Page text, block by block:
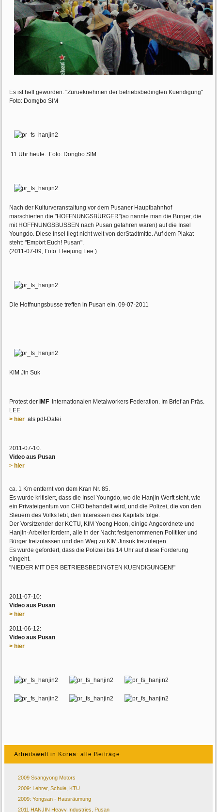
Es ist hell geworden: "Zurueknehmen der betriebsbedingten Kuendigung"
Foto: Domgbo SIM
11 Uhr heute. Foto: Dongbo SIM
Nach der Kulturveranstaltung vor dem Pusaner Hauptbahnhof
marschierten die "HOFFNUNGSBÜRGER"(so nannte man die Bürger, die
mit HOFFNUNGSBUSSEN nach Pusan gefahren waren) auf die Insel
Youngdo. Diese Insel liegt nicht weit von derStadtmitte. Auf dem Plakat
steht: "Empört Euch! Pusan".
(2011-07-09, Foto: Heejung Lee )
Die Hoffnungsbusse treffen in Pusan ein. 09-07-2011
KIM Jin Suk
Protest der IMF Internationalen Metalworkers Federation. Im Brief an Präs.
LEE
> hier als pdf-Datei
2011-07-10:
Video aus Pusan
> hier
ca. 1 Km entfernt von dem Kran Nr. 85.
Es wurde kritisiert, dass die Insel Youngdo, wo die Hanjin Werft steht, wie
ein Privateigentum von CHO behandelt wird, und die Polizei, die von den
Steuern des Volks lebt, den Interessen des Kapitals folge.
Der Vorsitzender der KCTU, KIM Yoeng Hoon, einige Angeordnete und
Hanjin-Arbeiter fordern, alle in der Nacht festgenommenen Politiker und
Bürger freizulassen und den Weg zu KIM Jinsuk freizulegen.
Es wurde gefordert, dass die Polizeii bis 14 Uhr auf diese Forderung
eingeht.
"NIEDER MIT DER BETRIEBSBEDINGTEN KUENDIGUNGEN!"
2011-07-10:
Video aus Pusan
> hier
2011-06-12:
Video aus Pusan.
> hier
Arbeitswelt in Korea: alle Beiträge
2009 Ssangyong Motors
2009: Lehrer, Schule, KTU
2009: Yongsan - Hausräumung
2011 HANJIN Heavy Industries, Pusan